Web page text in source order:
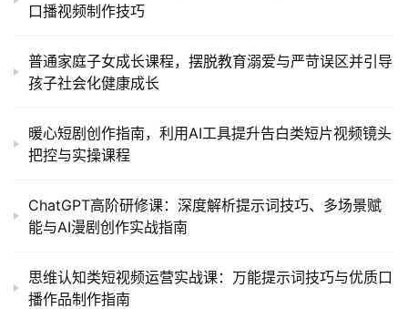
口播视频制作技巧
普通家庭子女成长课程，摆脱教育溺爱与严苛误区并引导
孩子社会化健康成长
暖心短剧创作指南，利用AI工具提升告白类短片视频镜头
把控与实操课程
ChatGPT高阶研修课：深度解析提示词技巧、多场景赋
能与AI漫剧创作实战指南
思维认知类短视频运营实战课：万能提示词技巧与优质口
播作品制作指南